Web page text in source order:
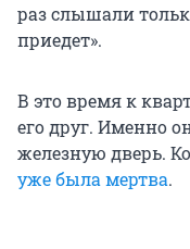
раз слышали
приедет».
В это время к
его друг. Именно
железную дверь.
уже была мертва.